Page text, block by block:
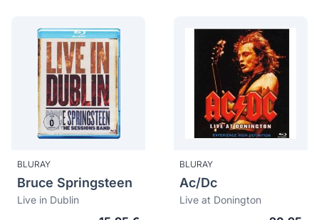
BLURAY
Bruce Springsteen
Live in Dublin
BLURAY
Ac/Dc
Live at Donington